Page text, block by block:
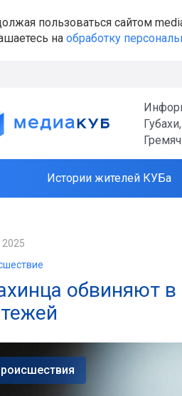
пользоваться сайтом
на обработку
Истории жителей КУБа
обвиняют